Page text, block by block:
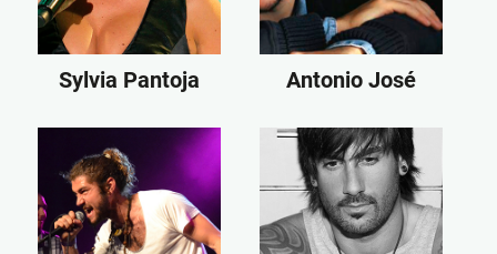
Sylvia Pantoja Antonio José